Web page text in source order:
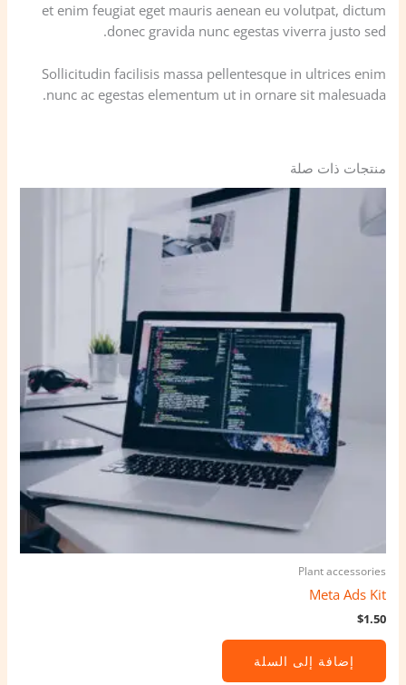
et enim feugiat eget mauris aenean eu volutpat, dictum
donec gravida nunc egestas viverra justo sed.
Sollicitudin facilisis massa pellentesque in ultrices enim
nunc ac egestas elementum ut in ornare sit malesuada.
منتجات ذات صلة
Plant accessories
Meta Ads Kit
$1.50
إضافة إلى السلة